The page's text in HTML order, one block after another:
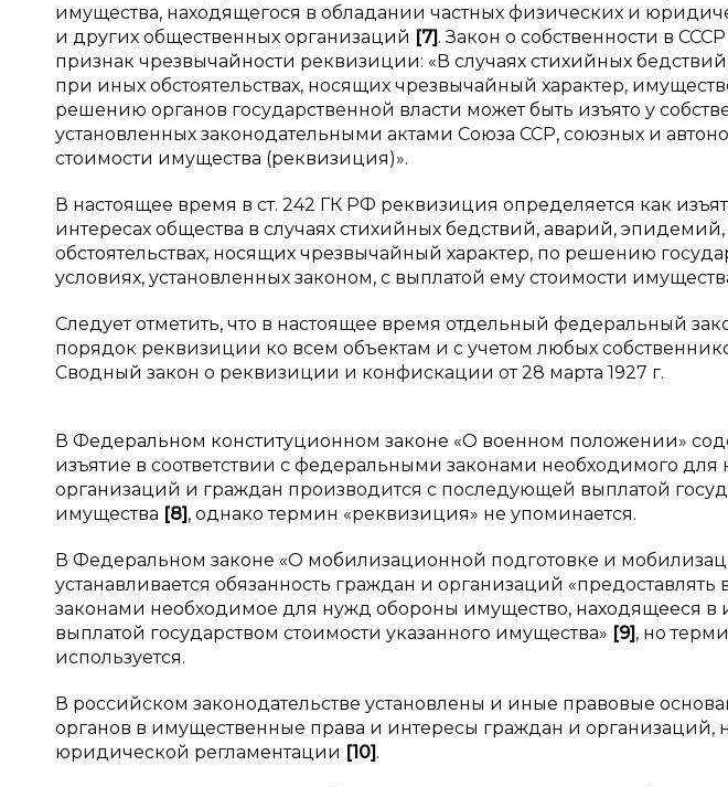
имущества, находящегося в обладании частных физических и
и других общественных организаций [7]. Закон о собственности в
признак чрезвычайности реквизиции: «В случаях стихийных
при иных обстоятельствах, носящих чрезвычайный характер,
решению органов государственной власти может быть изъято у
установленных законодательными актами Союза ССР, союзных и
стоимости имущества (реквизиция)».
В настоящее время в ст. 242 ГК РФ реквизиция определяется как
интересах общества в случаях стихийных бедствий, аварий,
обстоятельствах, носящих чрезвычайный характер, по решению
условиях, установленных законом, с выплатой ему стоимости
Следует отметить, что в настоящее время отдельный федеральный
порядок реквизиции ко всем объектам и с учетом любых
Сводный закон о реквизиции и конфискации от 28 марта 1927 г.
В Федеральном конституционном законе «О военном положении»
изъятие в соответствии с федеральными законами необходимого
организаций и граждан производится с последующей выплатой
имущества [8], однако термин «реквизиция» не упоминается.
В Федеральном законе «О мобилизационной подготовке и
устанавливается обязанность граждан и организаций
законами необходимое для нужд обороны имущество, находящееся в
выплатой государством стоимости указанного имущества» [9], но
используется.
В российском законодательстве установлены и иные правовые
органов в имущественные права и интересы граждан и
юридической регламентации [10].